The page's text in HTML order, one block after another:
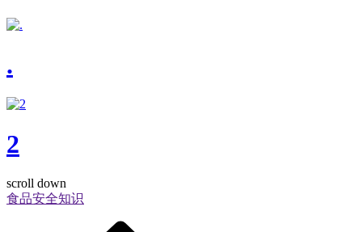
.
2
scroll down
食品安全知识